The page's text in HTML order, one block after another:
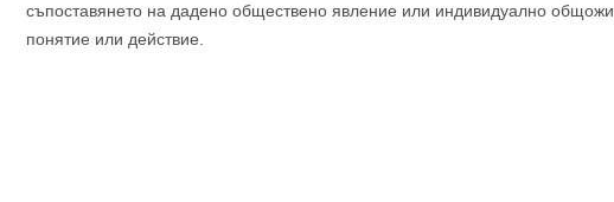
съпоставянето на дадено обществено явление или индивидуално
понятие или действие.